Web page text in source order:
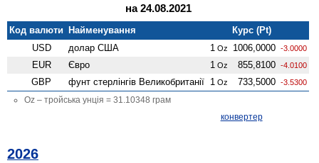
на 24.08.2021
Код валюти Найменування
Курс (Pt)
USD
долар США 1 Oz 1006,0000 -3.0000
EUR Євро 1 Oz 855,8100 -4.0100
GBP фунт стерлінгів Велико­британії 1 Oz 733,5000 -3.5300
Oz – тройська унція = 31.10348 грам
конвертер
2026